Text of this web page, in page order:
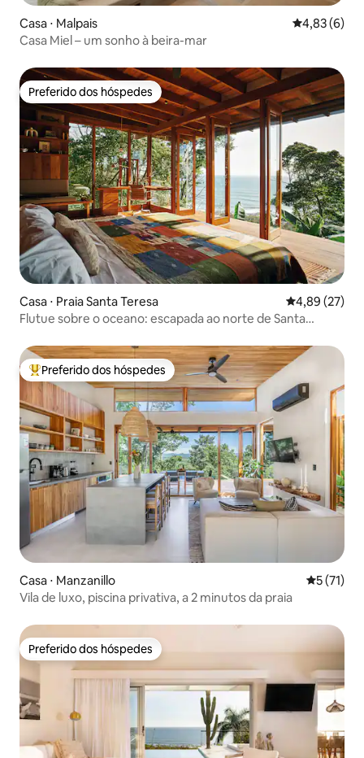
Casa ⋅ Malpais 4,83 de uma
4,83 (6)
Casa Miel – um sonho à beira-mar
Preferido dos hóspedes
Preferido dos hóspedes
Casa ⋅ Praia Santa Teresa 4,89 de uma
4,89 (27)
Flutue sobre o oceano: escapada ao norte de Santa
Entre os melhores preferidos dos hóspedes
Preferido dos hóspedes
Casa ⋅ Manzanillo 5 de uma
5 (71)
Vila de luxo, piscina privativa, a 2 minutos da praia
Preferido dos hóspedes
Preferido dos hóspedes